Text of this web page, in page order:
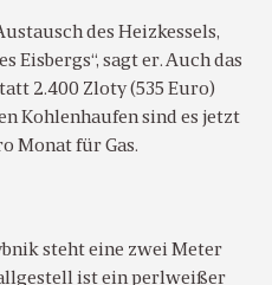
des Heizkessels,
Eisbergs“, sagt er. Auch das
2.400 Zloty (535 Euro)
Kohlenhaufen sind es jetzt
Monat für Gas.
steht eine zwei Meter
ist ein perlweißer